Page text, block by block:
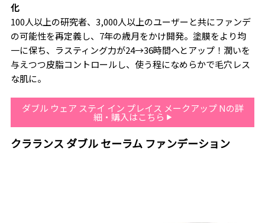
化
100人以上の研究者、3,000人以上のユーザーと共にファンデ
の可能性を再定義し、7年の歳月をかけ開発。塗膜をより均
一に保ち、ラスティング力が24→36時間へとアップ！潤いを
与えつつ皮脂コントロールし、使う程になめらかで毛穴レス
な肌に。
ダブル ウェア ステイ イン プレイス メークアップ Nの詳
細・購入はこちら
クラランス ダブル セーラム ファンデーション